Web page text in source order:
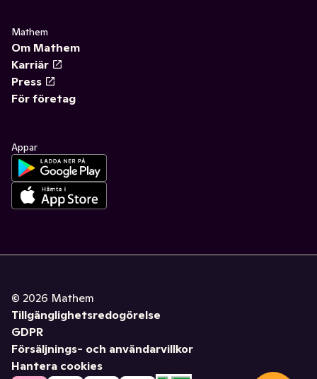
Mathem
Om Mathem
Karriär
Press
För företag
Appar
© 2026 Mathem
Tillgänglighetsredogörelse
GDPR
Försäljnings- och användarvillkor
Hantera cookies